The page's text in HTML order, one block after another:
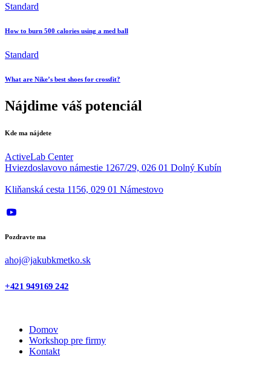
Standard
How to burn 500 calories using a med ball
Standard
What are Nike’s best shoes for crossfit?
Nájdime váš potenciál
Kde ma nájdete
ActiveLab Center
Hviezdoslavovo námestie 1267/29, 026 01 Dolný Kubín
Kliňanská cesta 1156, 029 01 Námestovo
Pozdravte ma
ahoj@jakubkmetko.sk
+421 949169 242
Domov
Workshop pre firmy
Kontakt